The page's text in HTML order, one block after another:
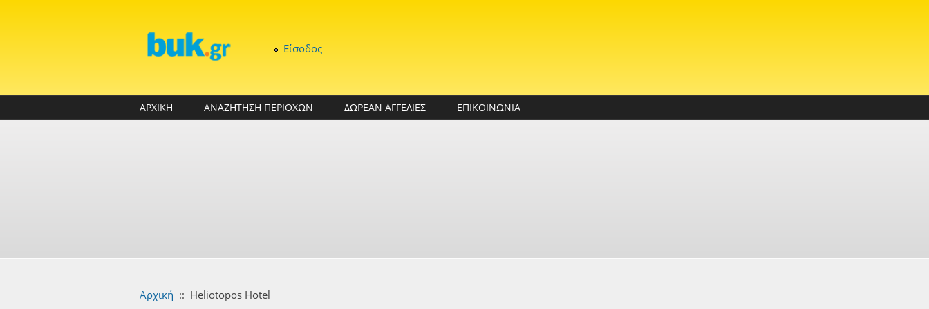
Είσοδος
ΑΡΧΙΚΗ ΑΝΑΖΗΤΗΣΗ ΠΕΡΙΟΧΩΝ ΔΩΡΕΑΝ ΑΓΓΕΛΙΕΣ ΕΠΙΚΟΙΝΩΝΙΑ
Αρχική :: Heliotopos Hotel